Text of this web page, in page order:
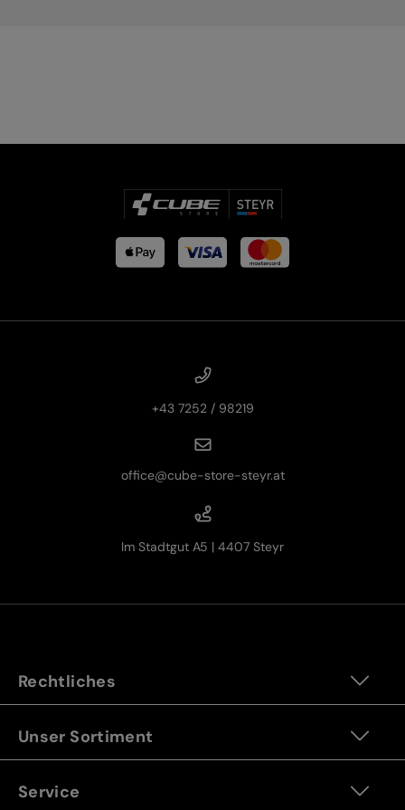
+43 7252 / 98219
office@cube-store-steyr.at
Im Stadtgut A5 | 4407 Steyr
Rechtliches
Unser Sortiment
Service